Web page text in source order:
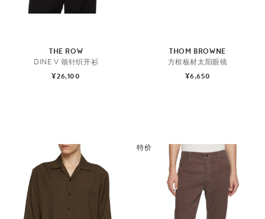
THE ROW
DINE V 领针织开衫
¥26,100
THOM BROWNE
方框板材太阳眼镜
¥6,650
特价